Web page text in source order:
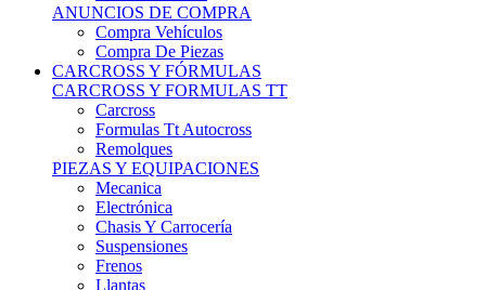
Compra Vehículos
Compra De Piezas
CARCROSS Y FÓRMULAS
CARCROSS Y FORMULAS TT
Carcross
Formulas Tt Autocross
Remolques
PIEZAS Y EQUIPACIONES
Mecanica
Electrónica
Chasis Y Carrocería
Suspensiones
Frenos
Llantas
Neumáticos